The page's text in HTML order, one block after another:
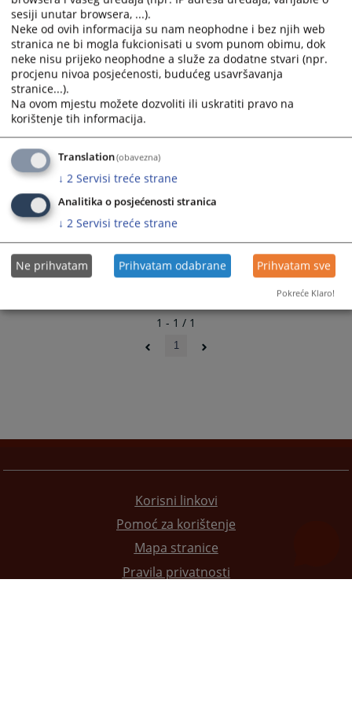
calendar
and
select
a
date.
Press
the
question
mark
key
to
get
the
shortcuts
for
calendar
and
select
a
date.
Press
the
key
to
get
the
shortcuts
for
Sarajevu, broj: 061-0-Su-26-000201 od 27.03.2026. godine
nalaze se u prilogu.
1 - 1 / 1
1
Korisni linkovi
Pomoć za korištenje
Mapa stranice
Pravila privatnosti
sesiji unutar browsera, ...).
Neke od ovih informacija su nam neophodne i bez njih web
stranica ne bi mogla fukcionisati u svom punom obimu, dok
neke nisu prijeko neophodne a služe za dodatne stvari (npr.
procjenu nivoa posjećenosti, budućeg usavršavanja
stranice...).
Na ovom mjestu možete dozvoliti ili uskratiti pravo na
korištenje tih informacija.
Translation(obavezna)
↓ 2 Servisi treće strane
Analitika o posjećenosti stranica
↓ 2 Servisi treće strane
Ne prihvatam Prihvatam odabrane Prihvatam sve
Pokreće Klaro!